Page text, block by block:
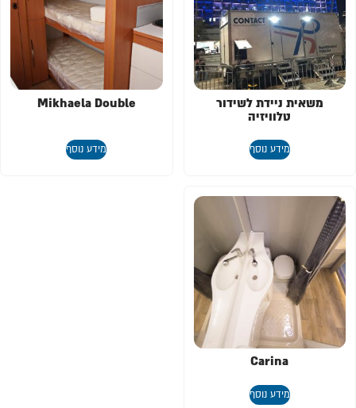
משאית ניידת לשידור
טלוויזיה
מידע נוסף
Mikhaela Double
מידע נוסף
Carina
מידע נוסף